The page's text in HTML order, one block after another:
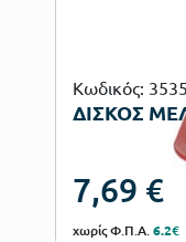
Κωδικός:
ΔΙΣΚΟΣ
7,69 €
χωρίς Φ.Π.Α.6.2€